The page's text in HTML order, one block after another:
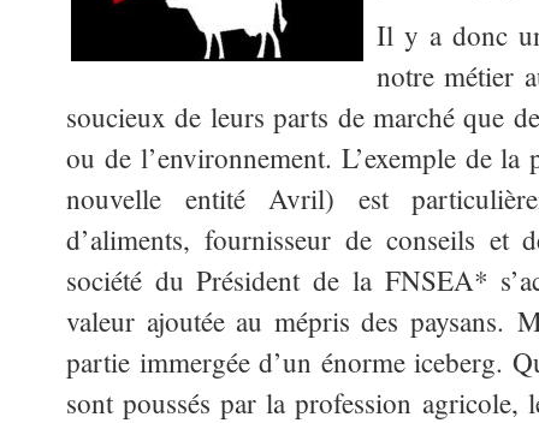
Il y a donc
notre métier
soucieux de leurs parts de marché que
ou de l’environnement. L’exemple de
nouvelle entité Avril) est
d’aliments, fournisseur de conseils et
société du Président de la FNSEA*
valeur ajoutée au mépris des paysans.
partie immergée d’un énorme iceberg.
sont poussés par la profession agricole,